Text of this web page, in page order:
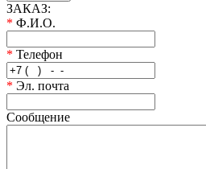
ЗАКАЗ:
* Ф.И.О.
* Телефон
* Эл. почта
Сообщение